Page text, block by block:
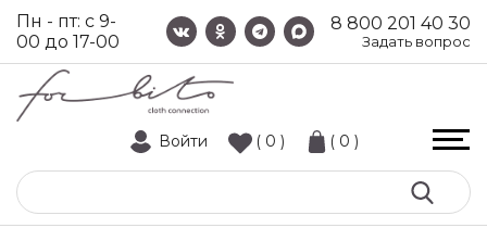
8 800 201 40 30
Задать вопрос
Пн - пт: с 9-
00 до 17-00
Войти ( 0 ) ( 0 )